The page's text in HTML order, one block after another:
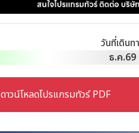
วันที่เดินท
ธ.ค.69
ดาวน์โหลดโปรแกรมทัวร์ PDF